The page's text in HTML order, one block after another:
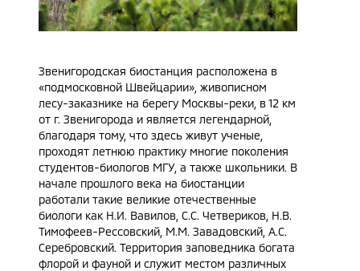
Звенигородская биостанция расположена в
«подмосковной Швейцарии», живописном
лесу-заказнике на берегу Москвы-реки, в 12 км
от г. Звенигорода и является легендарной,
благодаря тому, что здесь живут ученые,
проходят летнюю практику многие поколения
студентов-биологов МГУ, а также школьники. В
начале прошлого века на биостанции
работали такие великие отечественные
биологи как Н.И. Вавилов, С.С. Четвериков, Н.В.
Тимофеев-Рессовский, М.М. Завадовский, А.С.
Серебровский. Территория заповедника богата
флорой и фауной и служит местом различных